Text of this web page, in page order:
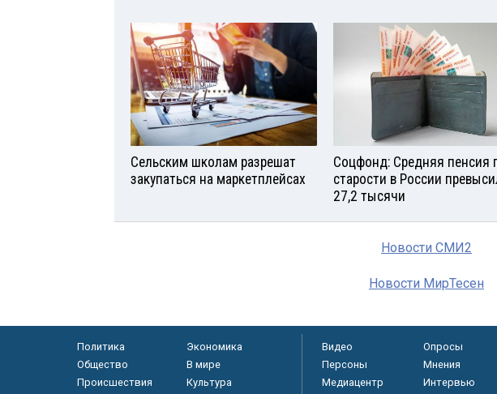
Сельским школам разрешат
закупаться на маркетплейсах
Соцфонд: Средняя пенсия
старости в России
27,2 тысячи
Новости СМИ2
Новости МирТесен
Политика
Экономика
Общество
В мире
Происшествия
Культура
Видео Опросы
Персоны
Мнения
Медиацентр
Интервью